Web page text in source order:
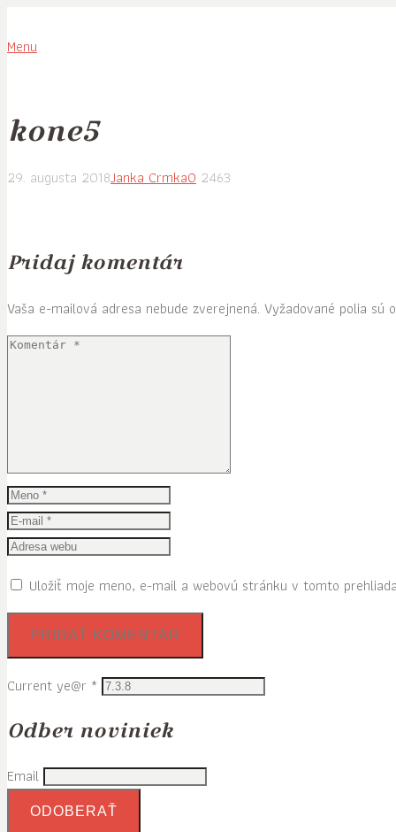
Menu
kone5
29. augusta 2018Janka Crmka0 2463
Pridaj komentár
Vaša e-mailová adresa nebude zverejnená. Vyžadované polia sú
Uložiť moje meno, e-mail a webovú stránku v tomto
Current ye@r *
Odber noviniek
Email